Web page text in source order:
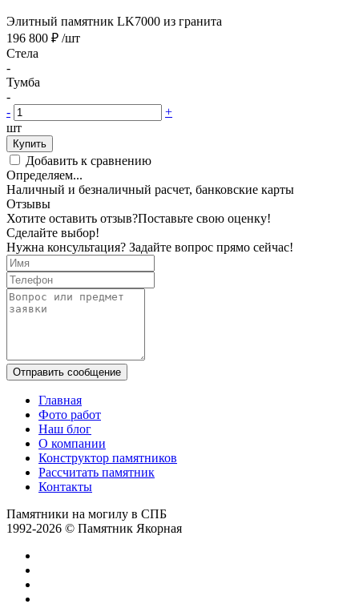
Элитный памятник LK7000 из гранита
196 800 ₽ /шт
Стела
-
Тумба
-
-
+
шт
Купить
Добавить к сравнению
Определяем...
Наличный и безналичный расчет, банковские карты
Отзывы
Хотите оставить отзыв?Поставьте свою оценку!
Сделайте выбор!
Нужна консультация? Задайте вопрос прямо сейчас!
Отправить сообщение
Главная
Фото работ
Наш блог
О компании
Конструктор памятников
Рассчитать памятник
Контакты
Памятники на могилу в СПБ
1992-2026 © Памятник Якорная